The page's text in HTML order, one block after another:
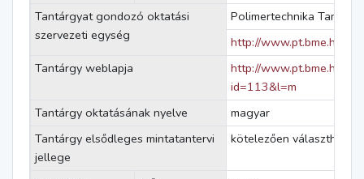
Tantárgyat gondozó oktatási
szervezeti egység
Polimertechnika Tanszék
http://www.pt.bme.hu/
Tantárgy weblapja
http://www.pt.bme.hu/
id=113&l=m
Tantárgy oktatásának nyelve
magyar
Tantárgy elsődleges mintatantervi
jellege
kötelezően választható